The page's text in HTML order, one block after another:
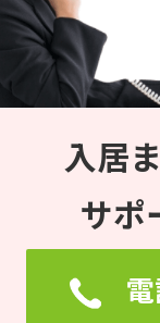
入居
サポ